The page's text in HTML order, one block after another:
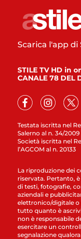
Testata iscritta nel
Salerno al n. 34/2009
Società iscritta nel
l’AGCOM al n. 20133
Scarica l'app di
STILE TV HD in
CANALE 78 DEL
La riproduzione dei
riservata. Pertanto,
di testi, fotografie,
aziendali e
elettronico/digitale o
tutto quanto è
non è responsabile
esercitare un
segnalazione